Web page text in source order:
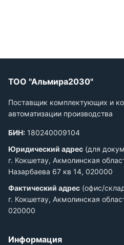
ТОО "Альмира2030"
Поставщик комплектующих и
автоматизации производства
БИН: 180240009104
Юридический адрес (для
г. Кокшетау, Акмолинская
Назарбаева 67 кв 14, 020000
Фактический адрес (офис/
г. Кокшетау, Акмолинская
020000
Информация